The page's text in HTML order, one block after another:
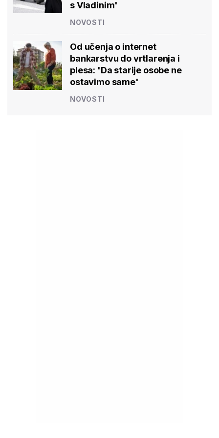
s Vladinim'
NOVOSTI
Od učenja o internet
bankarstvu do vrtlarenja i
plesa: 'Da starije osobe ne
ostavimo same'
NOVOSTI